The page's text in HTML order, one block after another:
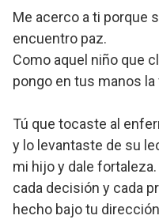
Me acerco a ti porque
encuentro paz.
Como aquel niño que
pongo en tus manos la
Tú que tocaste al
y lo levantaste de su
mi hijo y dale
cada decisión y cada
hecho bajo tu